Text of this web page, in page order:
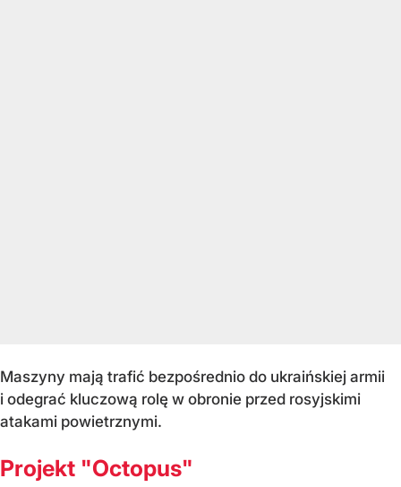
Maszyny mają trafić bezpośrednio do ukraińskiej armii
i odegrać kluczową rolę w obronie przed rosyjskimi
atakami powietrznymi.
Projekt "Octopus"